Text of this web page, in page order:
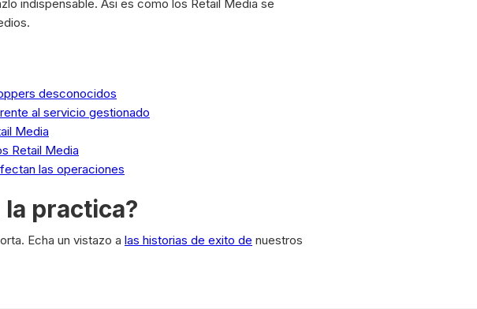
indispensable. Asi es como los Retail Media se
desconocidos
al servicio gestionado
Media
Retail Media
las operaciones
practica?
Echa un vistazo a las historias de exito de nuestros